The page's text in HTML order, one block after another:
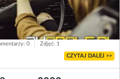
0 Zdjęć: 1
CZYTAJ DALEJ >>